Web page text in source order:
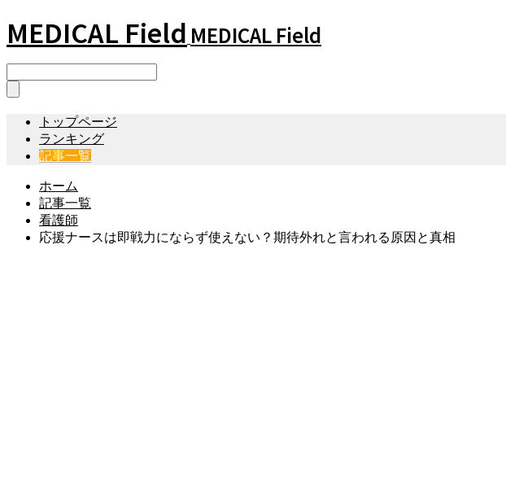
MEDICAL Field MEDICAL Field
トップページ
ランキング
記事一覧
ホーム
記事一覧
看護師
応援ナースは即戦力にならず使えない？期待外れと言われる原因と真相